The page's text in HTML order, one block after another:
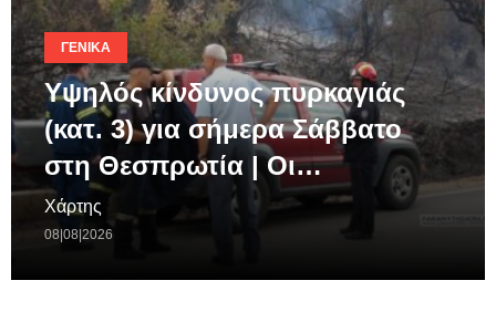
ΓΕΝΙΚΆ
Υψηλός κίνδυνος πυρκαγιάς
(κατ. 3) για σήμερα Σάββατο
στη Θεσπρωτία | Οι…
Χάρτης
08|08|2026